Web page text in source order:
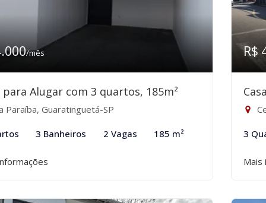
/mês
para Alugar com 3 quartos, 185m²
Paraíba, Guaratinguetá-SP
3 Banheiros 2 Vagas 185 m²
R$
3
Mais